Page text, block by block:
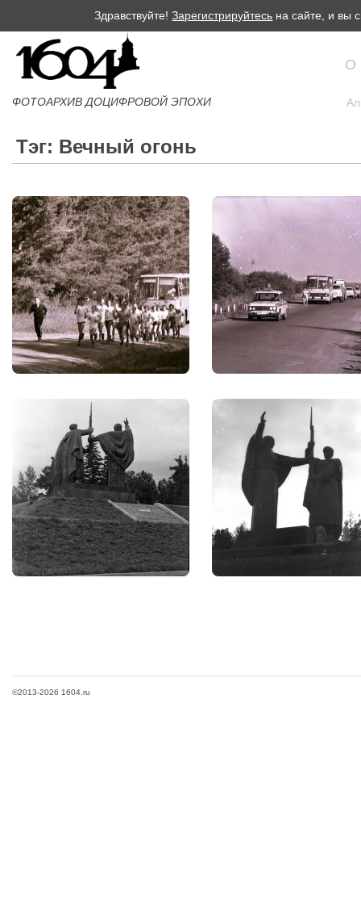
Здравствуйте!Зарегистрируйтесь на сайте, и вы
ФОТОАРХИВ ДОЦИФРОВОЙ ЭПОХИ
О
Тэг: Вечный огонь
©2013-2026 1604.ru